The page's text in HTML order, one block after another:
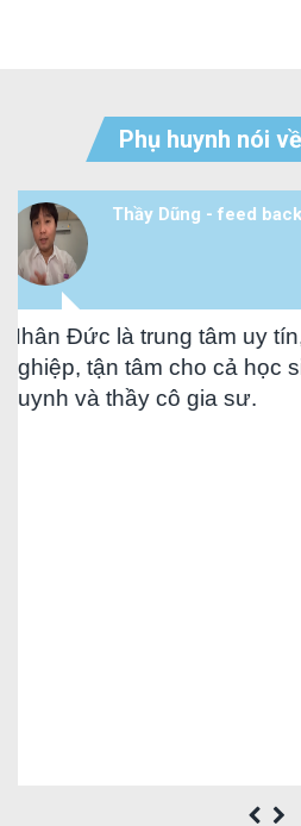
Phụ huynh nói
- feed back khi nhận lớp
tâm uy tín, chuyên
cả học sinh, phụ
gia sư.